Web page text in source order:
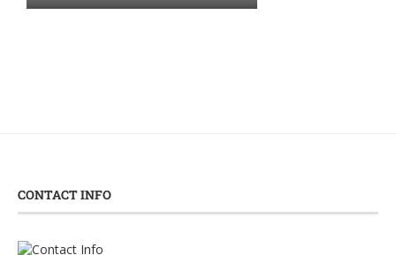
CONTACT INFO